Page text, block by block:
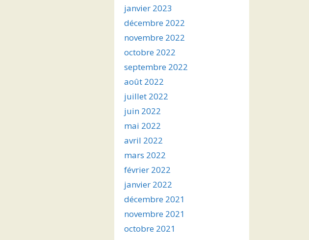
janvier 2023
décembre 2022
novembre 2022
octobre 2022
septembre 2022
août 2022
juillet 2022
juin 2022
mai 2022
avril 2022
mars 2022
février 2022
janvier 2022
décembre 2021
novembre 2021
octobre 2021